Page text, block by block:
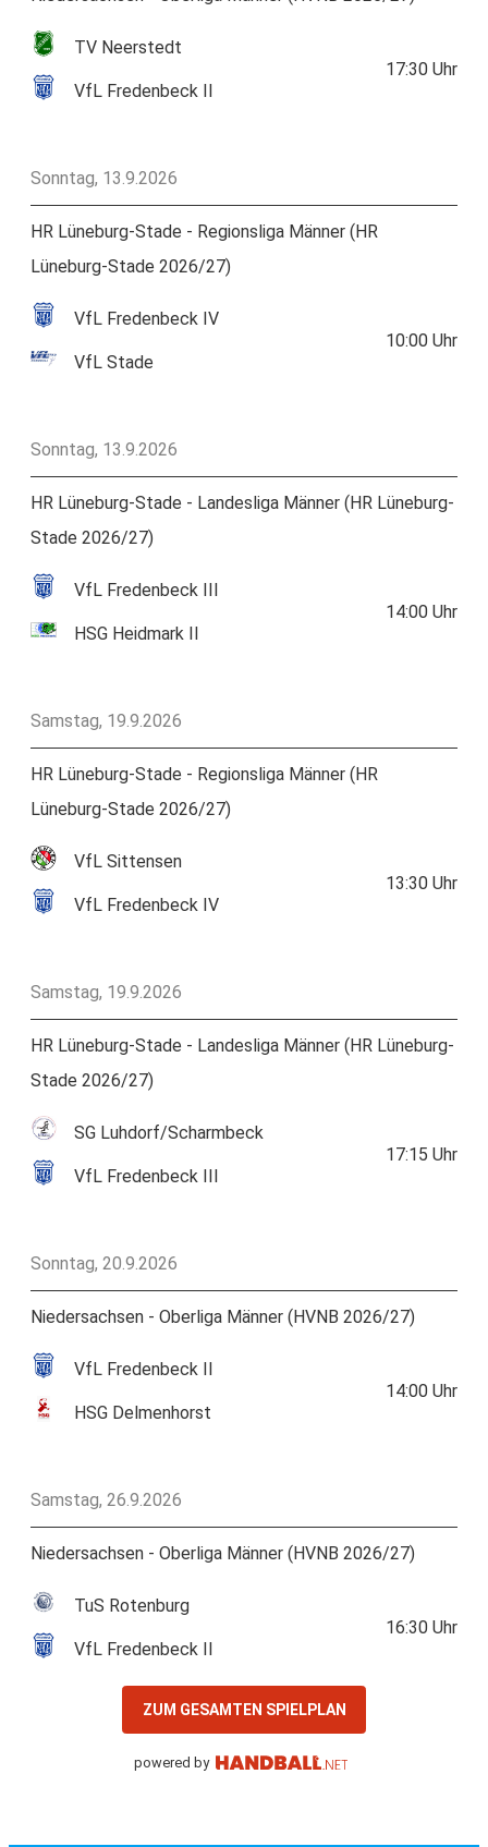
TV Neerstedt
VfL Fredenbeck II
17:30 Uhr
Sonntag, 13.9.2026
HR Lüneburg-Stade - Regionsliga Männer (HR
Lüneburg-Stade 2026/27)
VfL Fredenbeck IV
VfL Stade
10:00 Uhr
Sonntag, 13.9.2026
HR Lüneburg-Stade - Landesliga Männer (HR Lüneburg-
Stade 2026/27)
VfL Fredenbeck III
HSG Heidmark II
14:00 Uhr
Samstag, 19.9.2026
HR Lüneburg-Stade - Regionsliga Männer (HR
Lüneburg-Stade 2026/27)
VfL Sittensen
VfL Fredenbeck IV
13:30 Uhr
Samstag, 19.9.2026
HR Lüneburg-Stade - Landesliga Männer (HR Lüneburg-
Stade 2026/27)
SG Luhdorf/Scharmbeck
VfL Fredenbeck III
17:15 Uhr
Sonntag, 20.9.2026
Niedersachsen - Oberliga Männer (HVNB 2026/27)
VfL Fredenbeck II
HSG Delmenhorst
14:00 Uhr
Samstag, 26.9.2026
Niedersachsen - Oberliga Männer (HVNB 2026/27)
TuS Rotenburg
VfL Fredenbeck II
16:30 Uhr
ZUM GESAMTEN SPIELPLAN
powered by